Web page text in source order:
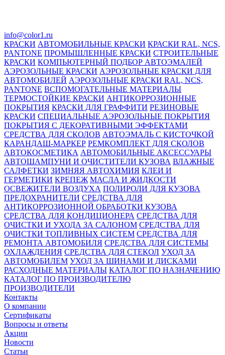
info@color1.ru
КРАСКИ АВТОМОБИЛЬНЫЕ КРАСКИ КРАСКИ RAL, NCS,
PANTONE ПРОМЫШЛЕННЫЕ КРАСКИ СТРОИТЕЛЬНЫЕ
КРАСКИ КОМПЬЮТЕРНЫЙ ПОДБОР АВТОЭМАЛЕЙ
АЭРОЗОЛЬНЫЕ КРАСКИ АЭРОЗОЛЬНЫЕ КРАСКИ ДЛЯ
АВТОМОБИЛЕЙ АЭРОЗОЛЬНЫЕ КРАСКИ RAL, NCS,
PANTONE ВСПОМОГАТЕЛЬНЫЕ МАТЕРИАЛЫ
ТЕРМОСТОЙКИЕ КРАСКИ АНТИКОРРОЗИОННЫЕ
ПОКРЫТИЯ КРАСКИ ДЛЯ ГРАФФИТИ РЕЗИНОВЫЕ
КРАСКИ СПЕЦИАЛЬНЫЕ АЭРОЗОЛЬНЫЕ ПОКРЫТИЯ
ПОКРЫТИЯ С ДЕКОРАТИВНЫМИ ЭФФЕКТАМИ
СРЕДСТВА ДЛЯ СКОЛОВ АВТОЭМАЛЬ С КИСТОЧКОЙ
КАРАНДАШ-МАРКЕР РЕМКОМПЛЕКТ ДЛЯ СКОЛОВ
АВТОКОСМЕТИКА АВТОМОБИЛЬНЫЕ АКСЕССУАРЫ
АВТОШАМПУНИ И ОЧИСТИТЕЛИ КУЗОВА ВЛАЖНЫЕ
САЛФЕТКИ ЗИМНЯЯ АВТОХИМИЯ КЛЕИ И
ГЕРМЕТИКИ КРЕПЕЖ МАСЛА И ЖИДКОСТИ
ОСВЕЖИТЕЛИ ВОЗДУХА ПОЛИРОЛИ ДЛЯ КУЗОВА
ПРЕДОХРАНИТЕЛИ СРЕДСТВА ДЛЯ
АНТИКОРРОЗИОННОЙ ОБРАБОТКИ КУЗОВА
СРЕДСТВА ДЛЯ КОНДИЦИОНЕРА СРЕДСТВА ДЛЯ
ОЧИСТКИ И УХОДА ЗА САЛОНОМ СРЕДСТВА ДЛЯ
ОЧИСТКИ ТОПЛИВНЫХ СИСТЕМ СРЕДСТВА ДЛЯ
РЕМОНТА АВТОМОБИЛЯ СРЕДСТВА ДЛЯ СИСТЕМЫ
ОХЛАЖДЕНИЯ СРЕДСТВА ДЛЯ СТЕКОЛ УХОД ЗА
АВТОМОБИЛЕМ УХОД ЗА ШИНАМИ И ДИСКАМИ
РАСХОДНЫЕ МАТЕРИАЛЫ КАТАЛОГ ПО НАЗНАЧЕНИЮ
КАТАЛОГ ПО ПРОИЗВОДИТЕЛЮ
ПРОИЗВОДИТЕЛИ
Контакты
О компании
Сертификаты
Вопросы и ответы
Акции
Новости
Статьи